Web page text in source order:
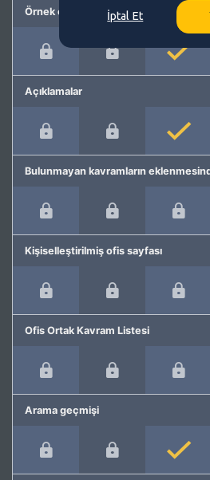
Örnek cümleler
Açıklamalar
Bulunmayan kavramların
Kişiselleştirilmiş ofis sayfası
Ofis Ortak Kavram Listesi
Arama geçmişi
İptal Et